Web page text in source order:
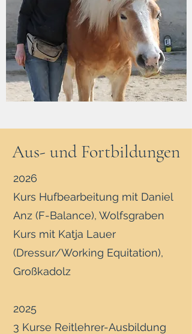
Aus- und Fortbildungen
2026
Kurs Hufbearbeitung mit Daniel
Anz (F-Balance), Wolfsgraben
Kurs mit Katja Lauer
(Dressur/Working Equitation),
Großkadolz
2025
3 Kurse Reitlehrer-Ausbildung